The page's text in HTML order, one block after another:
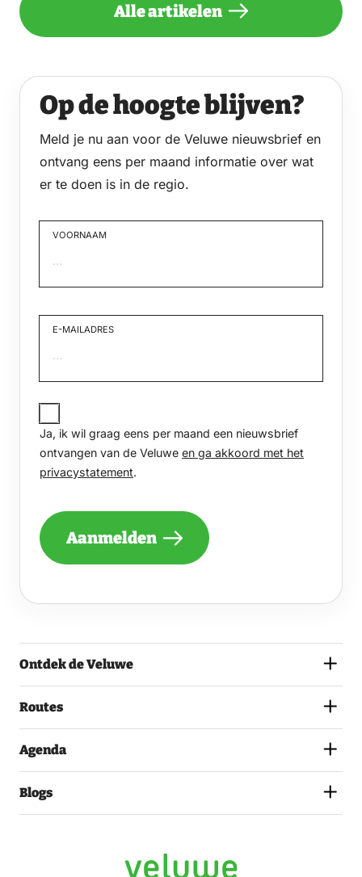
Alle artikelen
Op de hoogte blijven?
Meld je nu aan voor de Veluwe nieuwsbrief en
ontvang eens per maand informatie over wat
er te doen is in de regio.
VOORNAAM
E-MAILADRES
JA,
IK
WIL
GRAAG
PER
EEN
ONTVANGEN
EN
HET
Ja, ik wil graag eens per maand een nieuwsbrief
ontvangen van de Veluwe en ga akkoord met het
privacystatement.
Aanmelden
Ontdek de Veluwe
Routes
Agenda
Blogs